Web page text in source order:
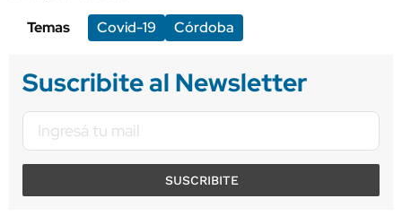
Temas
Covid-19 Córdoba
Suscribite al Newsletter
SUSCRIBITE